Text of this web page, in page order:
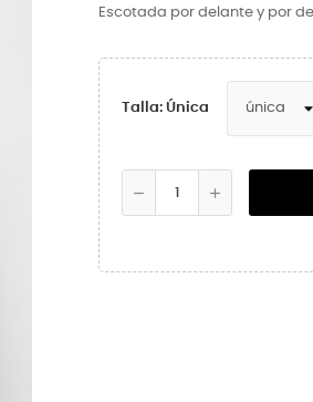
Escotada por delante y por
Talla: Única